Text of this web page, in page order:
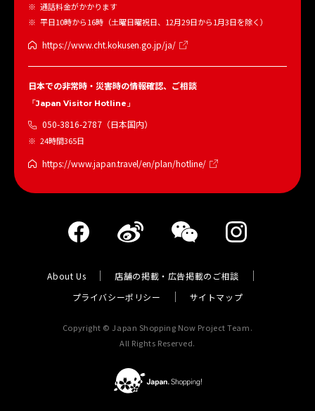
通話料金がかかります
平日10時から16時（土曜日曜祝日、12月29日から1月3日を除く）
https://www.cht.kokusen.go.jp/ja/
日本での非常時・災害時の情報確認、ご相談
「Japan Visitor Hotline」
050-3816-2787（日本国内）
24時間365日
https://www.japan.travel/en/plan/hotline/
About Us
店舗の掲載・広告掲載のご相談
プライバシーポリシー
サイトマップ
Copyright © Japan Shopping Now Project Team.
All Rights Reserved.